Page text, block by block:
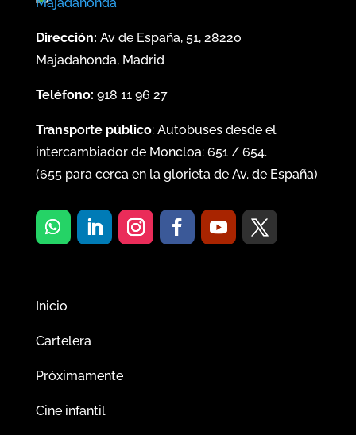
Dirección: Av de España, 51, 28220
Majadahonda, Madrid
Teléfono: 918 11 96 27
Transporte público: Autobuses desde el
intercambiador de Moncloa: 651/ 654.
(655para cerca en la glorieta de Av. de España)
Inicio
Cartelera
Próximamente
Cine infantil